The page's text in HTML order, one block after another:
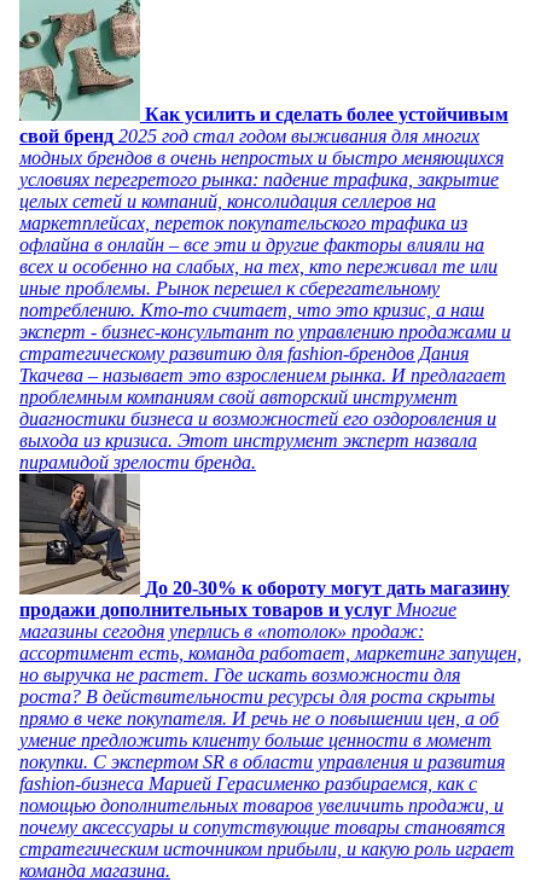
Как усилить и сделать более устойчивым
свой бренд 2025 год стал годом выживания для многих
модных брендов в очень непростых и быстро меняющихся
условиях перегретого рынка: падение трафика, закрытие
целых сетей и компаний, консолидация селлеров на
маркетплейсах, переток покупательского трафика из
офлайна в онлайн – все эти и другие факторы влияли на
всех и особенно на слабых, на тех, кто переживал те или
иные проблемы. Рынок перешел к сберегательному
потреблению. Кто-то считает, что это кризис, а наш
эксперт - бизнес-консультант по управлению продажами и
стратегическому развитию для fashion-брендов Дания
Ткачева – называет это взрослением рынка. И предлагает
проблемным компаниям свой авторский инструмент
диагностики бизнеса и возможностей его оздоровления и
выхода из кризиса. Этот инструмент эксперт назвала
пирамидой зрелости бренда.
До 20-30% к обороту могут дать магазину
продажи дополнительных товаров и услуг Многие
магазины сегодня уперлись в «потолок» продаж:
ассортимент есть, команда работает, маркетинг запущен,
но выручка не растет. Где искать возможности для
роста? В действительности ресурсы для роста скрыты
прямо в чеке покупателя. И речь не о повышении цен, а об
умение предложить клиенту больше ценности в момент
покупки. С экспертом SR в области управления и развития
fashion-бизнеса Марией Герасименко разбираемся, как с
помощью дополнительных товаров увеличить продажи, и
почему аксессуары и сопутствующие товары становятся
стратегическим источником прибыли, и какую роль играет
команда магазина.